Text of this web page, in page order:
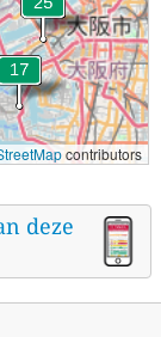
contributors
deze